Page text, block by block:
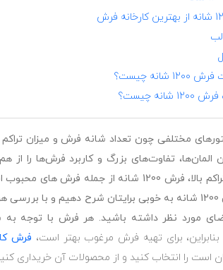
چیست؟
چیست؟
مختلفی چون تعداد شانه فرش و میزان
المان‌ها، تفاوت‌های بزرگ و کاربرد فرش‌ها را از
فرش‌هایی با تراکم بالا، فرش 1200 شانه از جمله
و معایب فرش 1200 شانه به خوبی برایتان شرح دهیم و با
مورد نظر داشته باشید. هر فرش با توجه به
بنابراین، برای تهیه فرش مرغوب بهتر است، فرش
است را انتخاب کنید و از محصولات آن خریداری